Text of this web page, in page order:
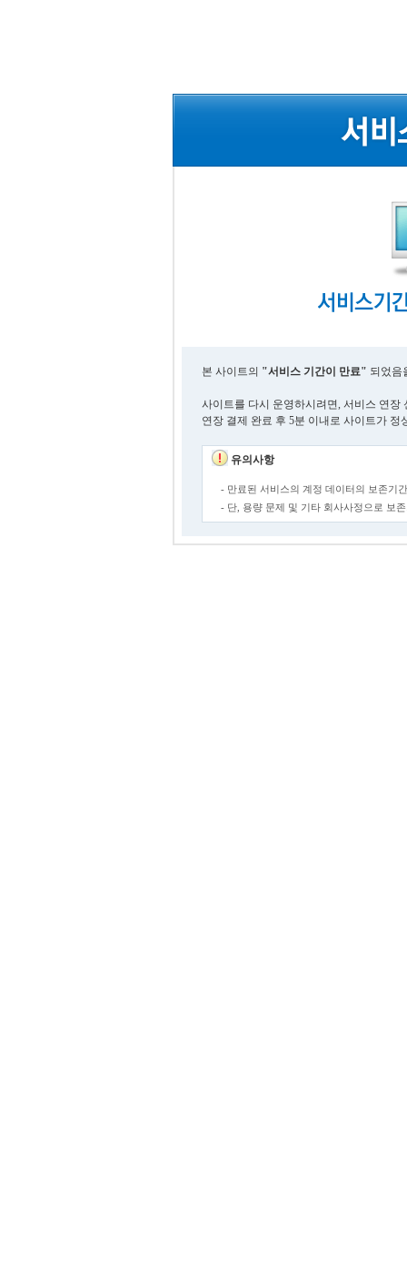
본 사이트의 "서비스 기간이 만료" 되었음
사이트를 다시 운영하시려면, 서비스 연장
연장 결제 완료 후 5분 이내로 사이트가 정
유의사항
- 만료된 서비스의 계정 데이터의 보존기
- 단, 용량 문제 및 기타 회사사정으로 보